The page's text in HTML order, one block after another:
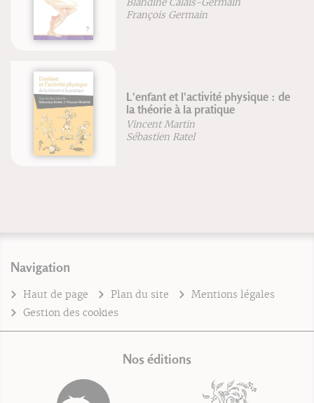
Blandine Calais-Germain
François Germain
L'enfant et l'activité physique : de
la théorie à la pratique
Vincent Martin
Sébastien Ratel
Navigation
Haut de page Plan du site
Mentions légales
Gestion des cookies
Nos éditions